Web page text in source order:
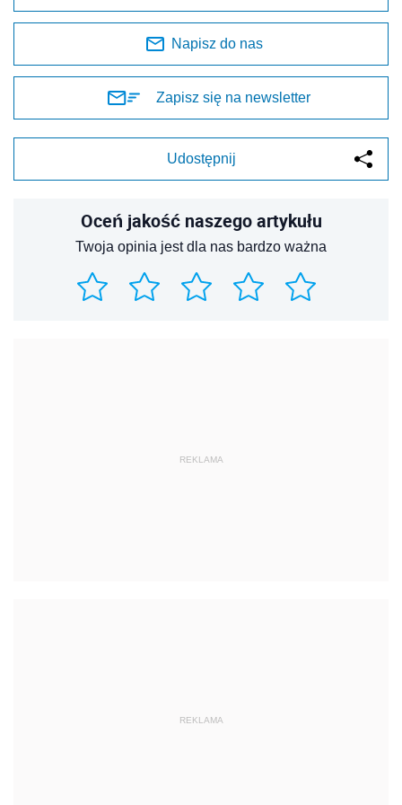
Napisz do nas
Zapisz się na newsletter
Udostępnij
Oceń jakość naszego artykułu
Twoja opinia jest dla nas bardzo ważna
REKLAMA
REKLAMA